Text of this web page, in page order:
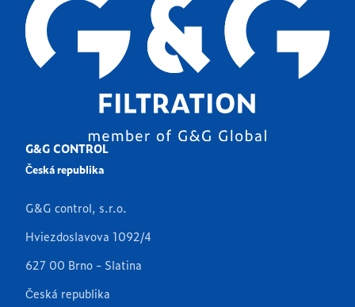
G&G CONTROL
Česká republika
G&G control, s.r.o.
Hviezdoslavova 1092/4
627 00 Brno - Slatina
Česká republika